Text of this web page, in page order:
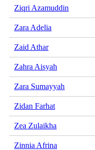
Ziqri Azamuddin
Zara Adelia
Zaid Athar
Zahra Aisyah
Zara Sumayyah
Zidan Farhat
Zea Zulaikha
Zinnia Afrina